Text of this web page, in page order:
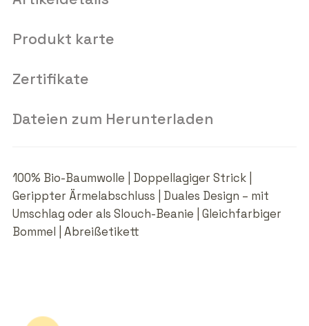
Produkt karte
Zertifikate
Dateien zum Herunterladen
100% Bio-Baumwolle | Doppellagiger Strick |
Gerippter Ärmelabschluss | Duales Design – mit
Umschlag oder als Slouch-Beanie | Gleichfarbiger
Bommel | Abreißetikett